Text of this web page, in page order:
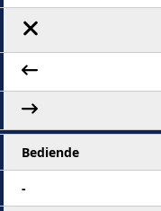
Bediende
-